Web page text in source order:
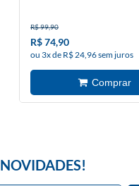
R$ 99,90
R$ 74,90
ou 3x de R$ 24,96 sem juros